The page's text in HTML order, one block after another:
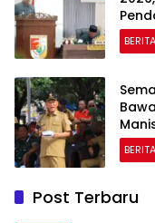
BERITA
BERITA
Post Terbaru